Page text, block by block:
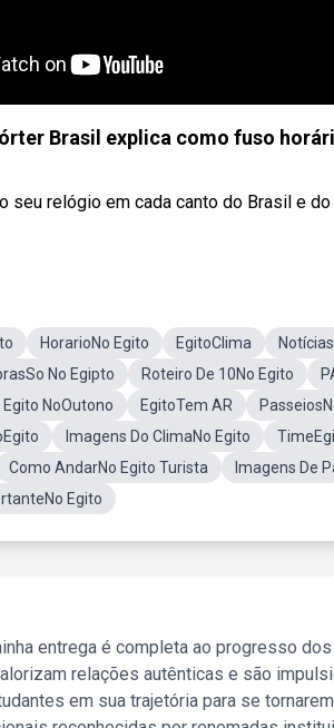
Brasil explica como fuso
seu relógio em cada canto do Brasil e do
HorarioNo Egito EgitoClima
No Egipto Roteiro De 10No Egito
NoOutono EgitoTem AR
Imagens Do ClimaNo Egito
Como AndarNo Egito Turista Imagens De
Egito
entrega é completa ao progresso
relações autênticas e são
em sua trajetória para se